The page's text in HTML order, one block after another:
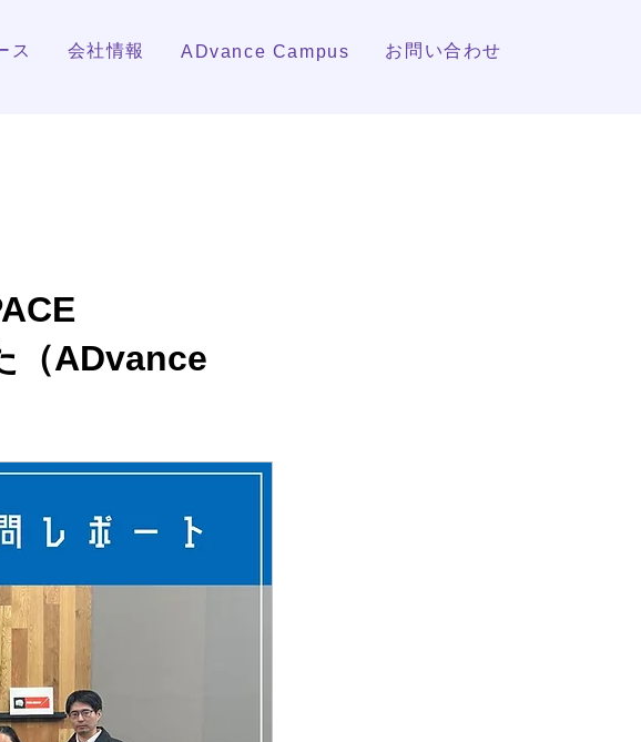
ス 会社情報 ADvance Campus お問い合わせ
（ADvance